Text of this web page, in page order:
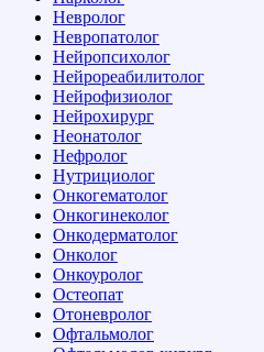
Невролог
Невропатолог
Нейропсихолог
Нейрореабилитолог
Нейрофизиолог
Нейрохирург
Неонатолог
Нефролог
Нутрициолог
Онкогематолог
Онкогинеколог
Онкодерматолог
Онколог
Онкоуролог
Остеопат
Отоневролог
Офтальмолог